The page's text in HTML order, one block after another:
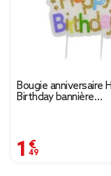
Bougie anniversaire
Birthday bannière
1,49 €